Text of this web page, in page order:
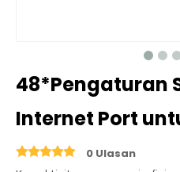
48*Pengaturan
Internet Port
0 Ulasan